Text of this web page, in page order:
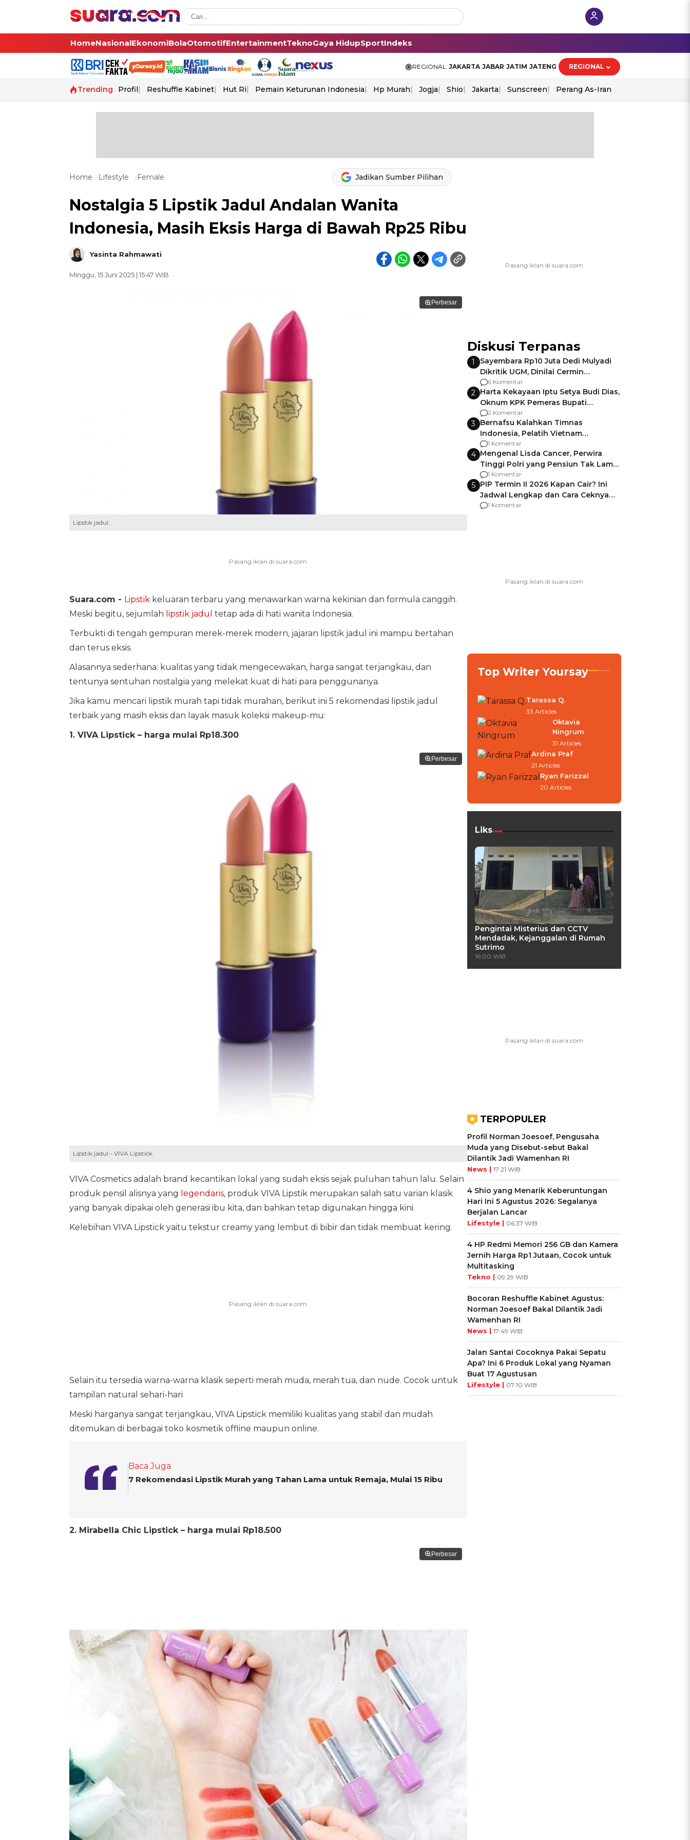
HomeNasionalEkonomiBolaOtomotifEntertainmentTeknoGaya HidupSportIndeks
REGIONAL: JAKARTA JABAR JATIM JATENG REGIONAL
Trending Profil Reshuffle Kabinet Hut Ri Pemain Keturunan Indonesia Hp Murah Jogja Shio Jakarta Sunscreen Perang As-Iran
Home Lifestyle Female Jadikan Sumber Pilihan
Nostalgia 5 Lipstik Jadul Andalan Wanita
Indonesia, Masih Eksis Harga di Bawah Rp25 Ribu
Yasinta Rahmawati
Minggu, 15 Juni 2025 | 15:47 WIB
Perbesar
Lipstik jadul.
Suara.com - Lipstik keluaran terbaru yang menawarkan warna kekinian dan formula canggih.
Meski begitu, sejumlah lipstik jadul tetap ada di hati wanita Indonesia.
Terbukti di tengah gempuran merek-merek modern, jajaran lipstik jadul ini mampu bertahan
dan terus eksis.
Alasannya sederhana: kualitas yang tidak mengecewakan, harga sangat terjangkau, dan
tentunya sentuhan nostalgia yang melekat kuat di hati para penggunanya.
Jika kamu mencari lipstik murah tapi tidak murahan, berikut ini 5 rekomendasi lipstik jadul
terbaik yang masih eksis dan layak masuk koleksi makeup-mu:
1. VIVA Lipstick – harga mulai Rp18.300
Perbesar
Lipstik jadul - VIVA Lipstick.
VIVA Cosmetics adalah brand kecantikan lokal yang sudah eksis sejak puluhan tahun lalu. Selain
produk pensil alisnya yang legendaris, produk VIVA Lipstik merupakan salah satu varian klasik
yang banyak dipakai oleh generasi ibu kita, dan bahkan tetap digunakan hingga kini.
Kelebihan VIVA Lipstick yaitu tekstur creamy yang lembut di bibir dan tidak membuat kering.
Selain itu tersedia warna-warna klasik seperti merah muda, merah tua, dan nude. Cocok untuk
tampilan natural sehari-hari
Meski harganya sangat terjangkau, VIVA Lipstick memiliki kualitas yang stabil dan mudah
ditemukan di berbagai toko kosmetik offline maupun online.
Baca Juga
7 Rekomendasi Lipstik Murah yang Tahan Lama untuk Remaja, Mulai 15 Ribu
2. Mirabella Chic Lipstick – harga mulai Rp18.500
Perbesar
Diskusi Terpanas
1
Sayembara Rp10 Juta Dedi Mulyadi
Dikritik UGM, Dinilai Cermin
Gagalnya Negara Jamin Keamanan
6 Komentar
2 Harta Kekayaan Iptu Setya Budi Dias,
Oknum KPK Pemeras Bupati
Pemalang
2 Komentar
3 Bernafsu Kalahkan Timnas
Indonesia, Pelatih Vietnam
Berencana Pakai Jimat di Pakansari
1 Komentar
4 Mengenal Lisda Cancer, Perwira
Tinggi Polri yang Pensiun Tak Lama
Usai Jadi Brigjen
1 Komentar
5 PIP Termin II 2026 Kapan Cair? Ini
Jadwal Lengkap dan Cara Ceknya
agar Dana Tidak Hangus!
1 Komentar
Top Writer Yoursay
Tarassa Q.
33 Articles
Oktavia
Ningrum
31 Articles
Ardina Praf
21 Articles
Ryan Farizzal
20 Articles
Liks
Pengintai Misterius dan CCTV
Mendadak, Kejanggalan di Rumah
Sutrimo
16:00 WIB
TERPOPULER
Profil Norman Joesoef, Pengusaha
Muda yang Disebut-sebut Bakal
Dilantik Jadi Wamenhan RI
News | 17:21 WIB
4 Shio yang Menarik Keberuntungan
Hari Ini 5 Agustus 2026: Segalanya
Berjalan Lancar
Lifestyle | 06:37 WIB
4 HP Redmi Memori 256 GB dan Kamera
Jernih Harga Rp1 Jutaan, Cocok untuk
Multitasking
Tekno | 09:29 WIB
Bocoran Reshuffle Kabinet Agustus:
Norman Joesoef Bakal Dilantik Jadi
Wamenhan RI
News | 17:49 WIB
Jalan Santai Cocoknya Pakai Sepatu
Apa? Ini 6 Produk Lokal yang Nyaman
Buat 17 Agustusan
Lifestyle | 07:10 WIB